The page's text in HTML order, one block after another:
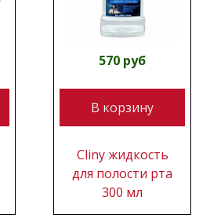
570 руб
В корзину
Cliny жидкость
для полости рта
300 мл